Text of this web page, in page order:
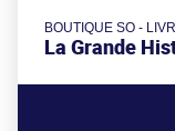
BOUTIQUE SO -
La Grande